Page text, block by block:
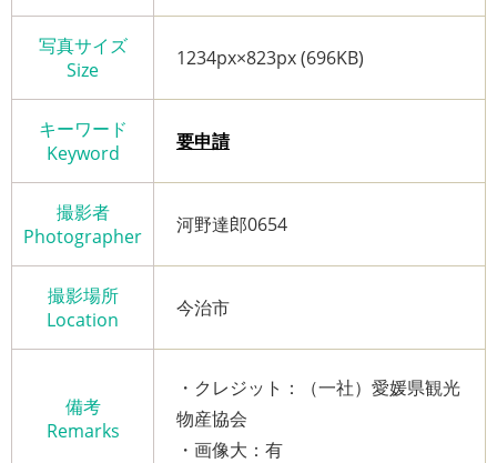
写真サイズ
Size
1234px×823px (696KB)
キーワード
Keyword
要申請
撮影者
Photographer
河野達郎0654
撮影場所
Location
今治市
備考
Remarks
・クレジット：（一社）愛媛県観光
物産協会
・画像大：有